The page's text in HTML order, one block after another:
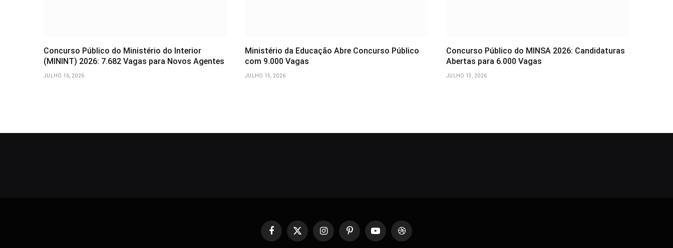
Concurso Público do Ministério do Interior
(MININT) 2026: 7.682 Vagas para Novos Agentes
JULHO 16, 2026
Ministério da Educação Abre Concurso Público
com 9.000 Vagas
JULHO 15, 2026
Concurso Público do MINSA 2026: Candidaturas
Abertas para 6.000 Vagas
JULHO 13, 2026
FacebookX
(Twitter)
InstagramPinterestYouTubeDribbble